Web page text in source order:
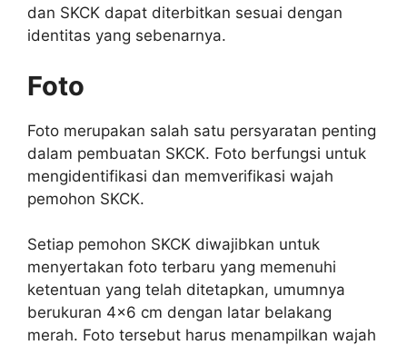
dan SKCK dapat diterbitkan sesuai dengan
identitas yang sebenarnya.
Foto
Foto merupakan salah satu persyaratan penting
dalam pembuatan SKCK. Foto berfungsi untuk
mengidentifikasi dan memverifikasi wajah
pemohon SKCK.
Setiap pemohon SKCK diwajibkan untuk
menyertakan foto terbaru yang memenuhi
ketentuan yang telah ditetapkan, umumnya
berukuran 4×6 cm dengan latar belakang
merah. Foto tersebut harus menampilkan wajah